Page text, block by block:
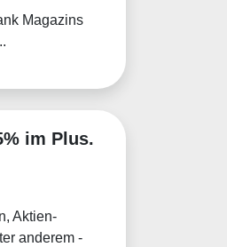
Magazins
im Plus.
Aktien-
anderem -